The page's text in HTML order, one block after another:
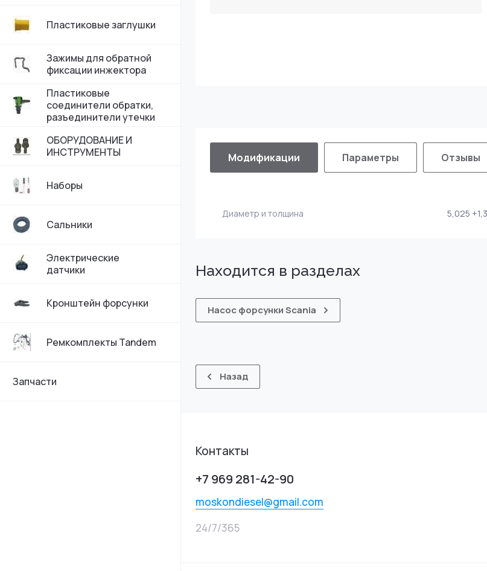
Пластиковые заглушки
Зажимы для обратной
фиксации инжектора
Пластиковые
соединители обратки,
разъединители утечки
ОБОРУДОВАНИЕ И
ИНСТРУМЕНТЫ
Наборы
Сальники
Электрические
датчики
Кронштейн форсунки
Ремкомплекты Tandem
Запчасти
Модификации Параметры Отзывы
Диаметр и толщина 5,025
Находится в разделах
Насос форсунки Scania
Назад
Контакты
+7 969 281-42-90
moskondiesel@gmail.com
24/7/365